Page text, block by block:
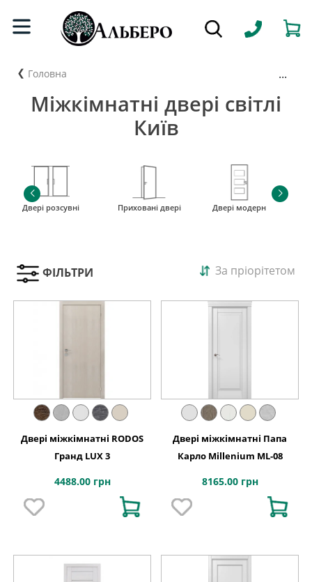
Головна ...
Міжкімнатні двері світлі
Київ
Двері розсувні Приховані двері Двері модерн
ФІЛЬТРИ За пріорітетом
Двері міжкімнатні RODOS
Гранд LUX 3
4488.00 грн
Двері міжкімнатні Папа
Карло Millenium ML-08
8165.00 грн